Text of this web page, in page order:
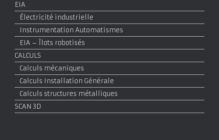
EIA
Électricité industrielle
Instrumentation Automatismes
EIA – Îlots robotisés
CALCULS
Calculs mécaniques
Calculs Installation Générale
Calculs structures métalliques
SCAN 3D